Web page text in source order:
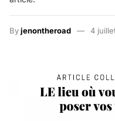
Byjenontheroad 4